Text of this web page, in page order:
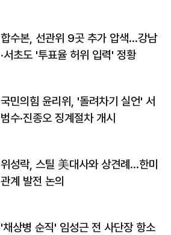
합수본, 선관위 9곳 추가 압색…강남
·서초도 '투표율 허위 입력' 정황
국민의힘 윤리위, '돌려차기 실언' 서
범수·진종오 징계절차 개시
위성락, 스틸 美대사와 상견례…한미
관계 발전 논의
'채상병 순직' 임성근 전 사단장 항소